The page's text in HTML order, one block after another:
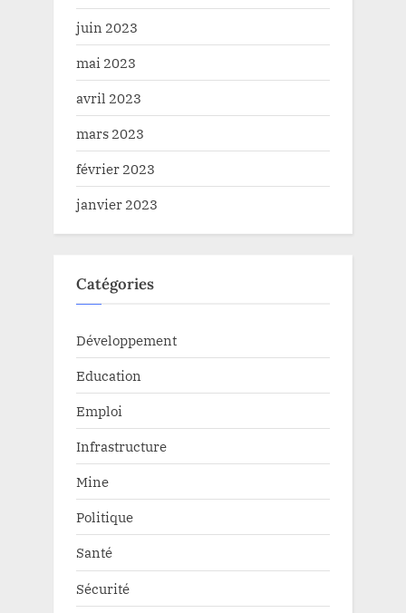
juin 2023
mai 2023
avril 2023
mars 2023
février 2023
janvier 2023
Catégories
Développement
Education
Emploi
Infrastructure
Mine
Politique
Santé
Sécurité